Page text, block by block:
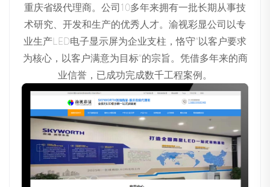
重庆省级代理商。公司10多年来拥有一批长期从事技
术研究、开发和生产的优秀人才。渝视彩显公司以专
业生产LED电子显示屏为企业支柱，恪守“以客户要求
为核心，以客户满意为目标”的宗旨。凭借多年来的商
业信誉，已成功完成数千工程案例。